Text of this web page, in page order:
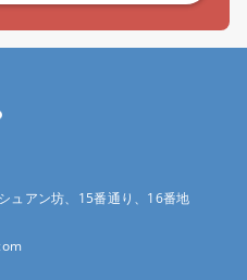
ュアン坊、15番通り、16番地